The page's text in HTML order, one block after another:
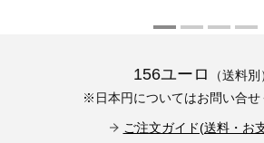
ディーゼルインジェクター&グロープラグ
キー関連（19）
156ユーロ
（送料別
※日本円についてはお問い合せ
ご注文ガイド(送料・お